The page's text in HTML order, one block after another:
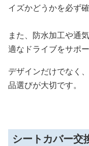
イズかどうかを必ず
また、防水加工や通
適なドライブをサポ
デザインだけでなく
品選びが大切です。
シートカバー交